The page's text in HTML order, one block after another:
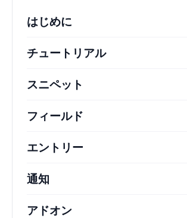
はじめに
チュートリアル役立つハウツ
スニペット
フィールド
エントリー
通知
アドオン